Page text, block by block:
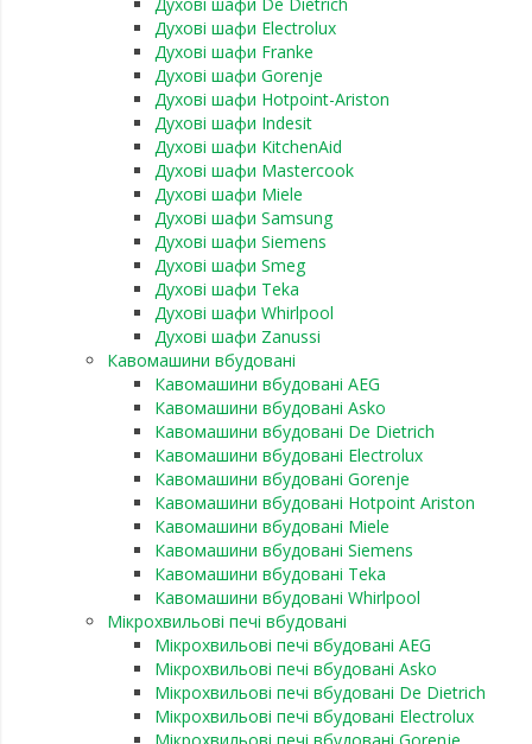
Духові шафи Electrolux
Духові шафи Franke
Духові шафи Gorenje
Духові шафи Hotpoint-Ariston
Духові шафи Indesit
Духові шафи KitchenAid
Духові шафи Mastercook
Духові шафи Miele
Духові шафи Samsung
Духові шафи Siemens
Духові шафи Smeg
Духові шафи Teka
Духові шафи Whirlpool
Духові шафи Zanussi
Кавомашини вбудовані
Кавомашини вбудовані AEG
Кавомашини вбудовані Asko
Кавомашини вбудовані De Dietrich
Кавомашини вбудовані Electrolux
Кавомашини вбудовані Gorenje
Кавомашини вбудовані Hotpoint Ariston
Кавомашини вбудовані Miele
Кавомашини вбудовані Siemens
Кавомашини вбудовані Teka
Кавомашини вбудовані Whirlpool
Мікрохвильові печі вбудовані
Мікрохвильові печі вбудовані AEG
Мікрохвильові печі вбудовані Asko
Мікрохвильові печі вбудовані De Dietrich
Мікрохвильові печі вбудовані Electrolux